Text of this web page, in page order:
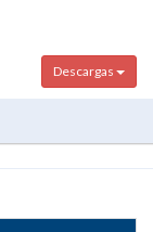
Descargas